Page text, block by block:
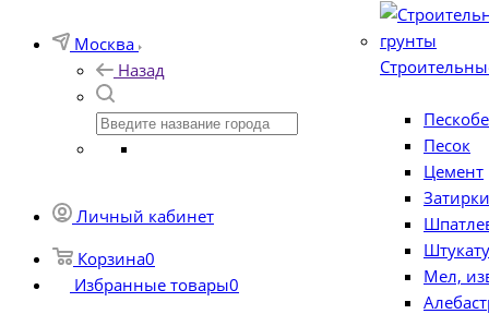
Песок
Цемент
Мел,
Москва
Назад
Личный кабинет
Корзина0
Избранные товары0